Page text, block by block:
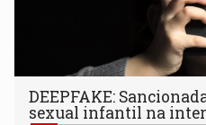
DEEPFAKE:
sexual infantil na